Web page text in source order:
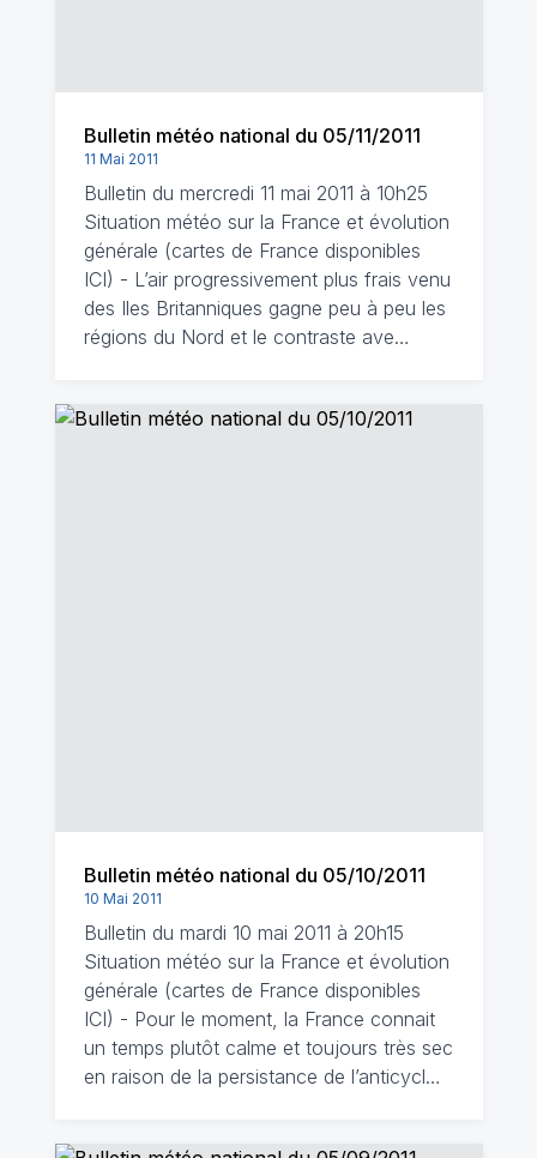
Bulletin météo national du 05/11/2011
11 Mai 2011
Bulletin du mercredi 11 mai 2011 à 10h25
Situation météo sur la France et évolution
générale (cartes de France disponibles
ICI) - L’air progressivement plus frais venu
des Iles Britanniques gagne peu à peu les
régions du Nord et le contraste ave…
Bulletin météo national du 05/10/2011
10 Mai 2011
Bulletin du mardi 10 mai 2011 à 20h15
Situation météo sur la France et évolution
générale (cartes de France disponibles
ICI) - Pour le moment, la France connait
un temps plutôt calme et toujours très sec
en raison de la persistance de l’anticycl…